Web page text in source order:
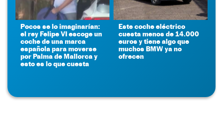
Pocos se lo imaginarían:
el rey Felipe VI escoge un
coche de una marca
española para moverse
por Palma de Mallorca y
esto es lo que cuesta
Este coche eléctrico
cuesta menos de 14.000
euros y tiene algo que
muchos BMW ya no
ofrecen